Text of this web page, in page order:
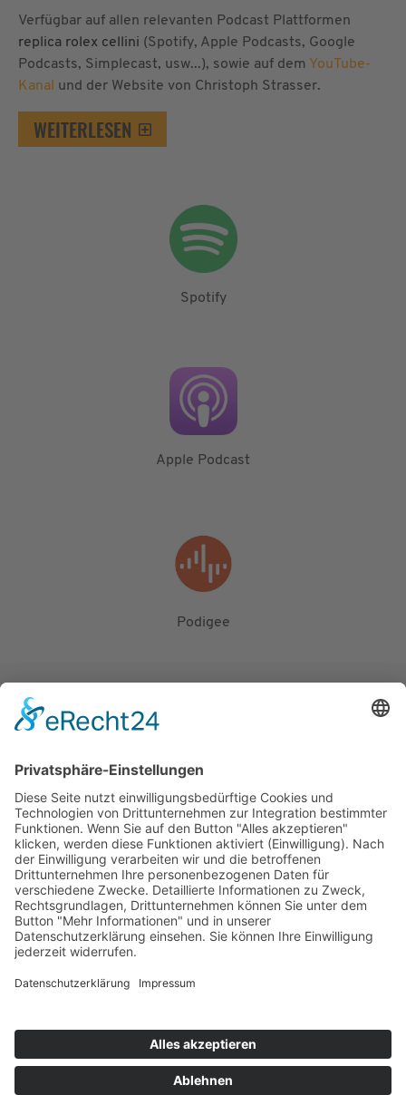
Verfügbar auf allen relevanten Podcast Plattformen
replica rolex cellini (Spotify, Apple Podcasts, Google
Podcasts, Simplecast, usw...), sowie auf dem YouTube-
Kanal und der Website von Christoph Strasser.
WEITERLESEN
Spotify
Apple Podcast
Podigee
Datenschutz